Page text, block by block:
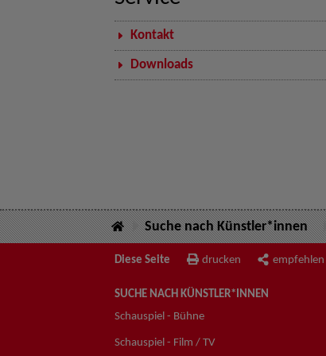
Kontakt
Downloads
Suche nach Künstler*innen
Diese Seite drucken empfehlen
SUCHE NACH KÜNSTLER*INNEN
Schauspiel - Bühne
Schauspiel - Film / TV